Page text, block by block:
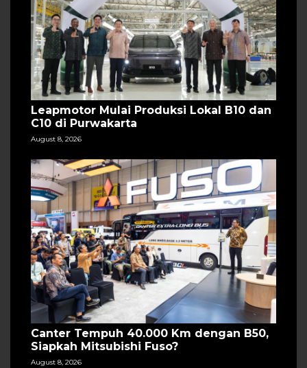
Leapmotor Mulai Produksi Lokal B10 dan
C10 di Purwakarta
August 8, 2026
Canter Tempuh 40.000 Km dengan B50,
Siapkah Mitsubishi Fuso?
August 8, 2026